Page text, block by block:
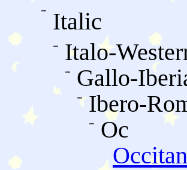
Italic
Italo-
Gallo-
Ibero-
Oc